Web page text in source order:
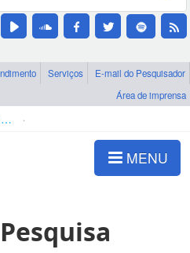
Serviços
E-mail do Pesquisador
Área de imprensa
Bolsas e Auxílios Vigentes
MENU